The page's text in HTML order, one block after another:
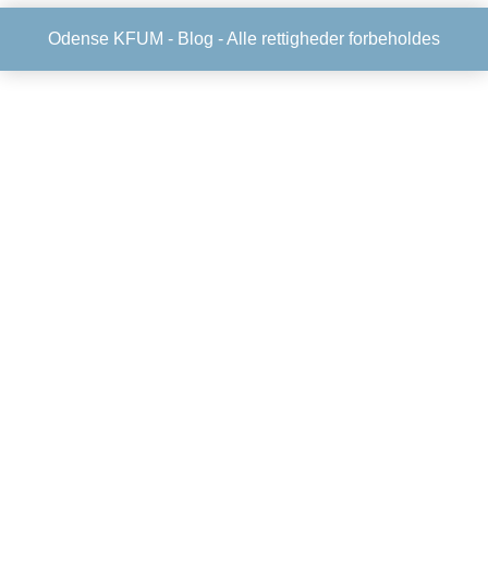
Odense KFUM - Blog - Alle rettigheder forbeholdes